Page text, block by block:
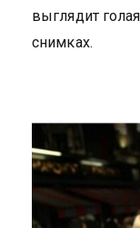
выглядит
снимках.